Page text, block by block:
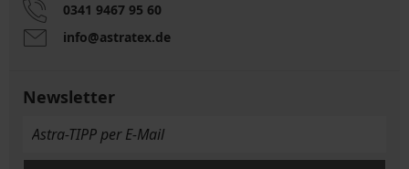
0341 9467 95 60
info@astratex.de
Newsletter